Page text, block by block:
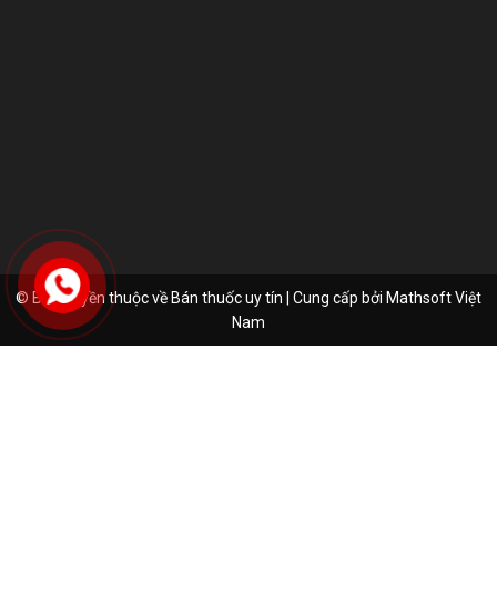
© Bản quyền thuộc về Bán thuốc uy tín | Cung cấp bởi Mathsoft Việt
Nam